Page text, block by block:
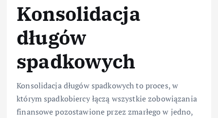
Konsolidacja
długów
spadkowych
Konsolidacja długów spadkowych to proces, w
którym spadkobiercy łączą wszystkie zobowiązania
finansowe pozostawione przez zmarłego w jedno,